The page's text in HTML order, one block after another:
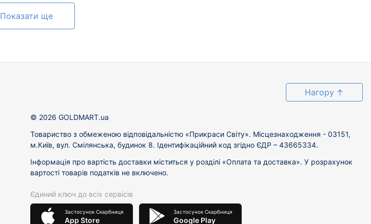
Показати ще
Нагору ↑
© 2026 GOLDMART.ua
Товариство з обмеженою відповідальністю «Прикраси Світу». Місцезнаходження - 03151,
м.Київ, вул. Смілянська, будинок 8. Ідентифікаційний код згідно ЄДР – 43665334.
Інформація про вартість доставки міститься у розділі «Оплата та доставка». У розрахунок
вартості товарів податків не включено.
Єдиний ключ до всіх сервісів
Застосунок Скарбниця
App Store
Застосунок Скарбниця
Google Play